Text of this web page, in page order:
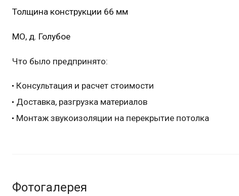
Толщина конструкции 66 мм
МО, д. Голубое
Что было предпринято:
Консультация и расчет стоимости
Доставка, разгрузка материалов
Монтаж звукоизоляции на перекрытие потолка
Фотогалерея